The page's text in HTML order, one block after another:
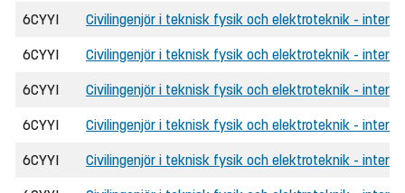
6CYYI Civilingenjör i teknisk fysik och elektroteknik -
6CYYI Civilingenjör i teknisk fysik och elektroteknik -
6CYYI Civilingenjör i teknisk fysik och elektroteknik -
6CYYI Civilingenjör i teknisk fysik och elektroteknik -
6CYYI Civilingenjör i teknisk fysik och elektroteknik -